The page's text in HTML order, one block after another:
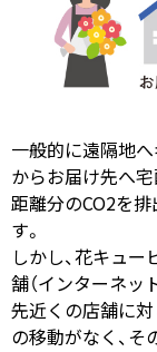
一般的に遠隔地
からお届け先へ
距離分のCO2を
す。
しかし、花キュ
舗（インターネッ
先近くの店舗に対
の移動がなく、そ